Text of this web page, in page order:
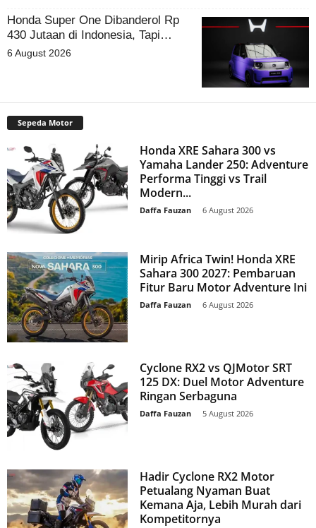
Honda Super One Dibanderol Rp
430 Jutaan di Indonesia, Tapi…
6 August 2026
Sepeda Motor
Honda XRE Sahara 300 vs
Yamaha Lander 250: Adventure
Performa Tinggi vs Trail
Modern...
Daffa Fauzan 6 August 2026
Mirip Africa Twin! Honda XRE
Sahara 300 2027: Pembaruan
Fitur Baru Motor Adventure Ini
Daffa Fauzan 6 August 2026
Cyclone RX2 vs QJMotor SRT
125 DX: Duel Motor Adventure
Ringan Serbaguna
Daffa Fauzan 5 August 2026
Hadir Cyclone RX2 Motor
Petualang Nyaman Buat
Kemana Aja, Lebih Murah dari
Kompetitornya